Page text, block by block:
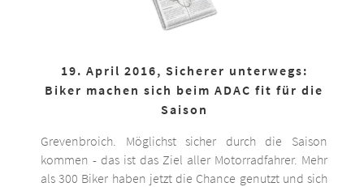
19. April 2016, Sicherer unterwegs:
Biker machen sich beim ADAC fit für die
Saison
Grevenbroich. Möglichst sicher durch die Saison
kommen - das ist das Ziel aller Motorradfahrer. Mehr
als 300 Biker haben jetzt die Chance genutzt und sich